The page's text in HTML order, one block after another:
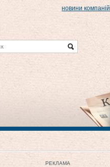
новини компаній
РЕКЛАМА